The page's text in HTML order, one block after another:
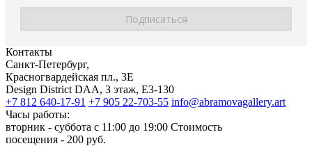
Контакты
Санкт-Петербург,
Красногвардейская пл., 3E
Design District DAA, 3 этаж, Е3-130
+7 812 640-17-91 +7 905 22-703-55 info@abramovagallery.art
Часы работы:
вторник - суббота с 11:00 до 19:00 Стоимость
посещения - 200 руб.